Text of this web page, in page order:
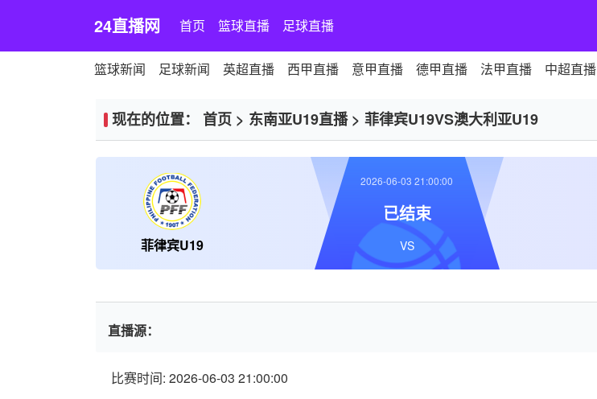
24直播网 首页 篮球直播 足球直播
篮球新闻 足球新闻 英超直播 西甲直播 意甲直播 德甲直播 法甲直播 中超直播
现在的位置： 首页 > 东南亚U19直播> 菲律宾U19VS澳大利亚U19
菲律宾U19
2026-06-03 21:00:00
已结束
VS
直播源：
比赛时间: 2026-06-03 21:00:00